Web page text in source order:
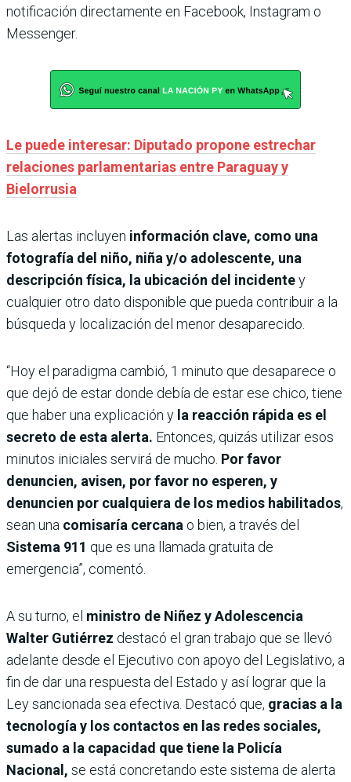
notificación directamente en Facebook, Instagram o
Messenger.
Le puede interesar: Diputado propone estrechar
relaciones parlamentarias entre Paraguay y
Bielorrusia
Las alertas incluyen información clave, como una
fotografía del niño, niña y/o adolescente, una
descripción física, la ubicación del incidentey
cualquier otro dato disponible que pueda contribuir a la
búsqueda y localización del menor desaparecido.
“Hoy el paradigma cambió, 1 minuto que desaparece o
que dejó de estar donde debía de estar ese chico, tiene
que haber una explicación y la reacción rápida es el
secreto de esta alerta. Entonces, quizás utilizar esos
minutos iniciales servirá de mucho. Por favor
denuncien, avisen, por favor no esperen, y
denuncien por cualquiera de los medios habilitados,
sean una comisaría cercana o bien, a través del
Sistema 911 que es una llamada gratuita de
emergencia”, comentó.
A su turno, el ministro de Niñez y Adolescencia
Walter Gutiérrez destacó el gran trabajo que se llevó
adelante desde el Ejecutivo con apoyo del Legislativo, a
fin de dar una respuesta del Estado y así lograr que la
Ley sancionada sea efectiva. Destacó que, gracias a la
tecnología y los contactos en las redes sociales,
sumado a la capacidad que tiene la Policía
Nacional, se está concretando este sistema de alerta